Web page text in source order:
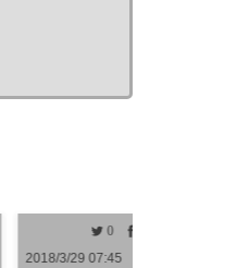
0
2018/3/29 04:33